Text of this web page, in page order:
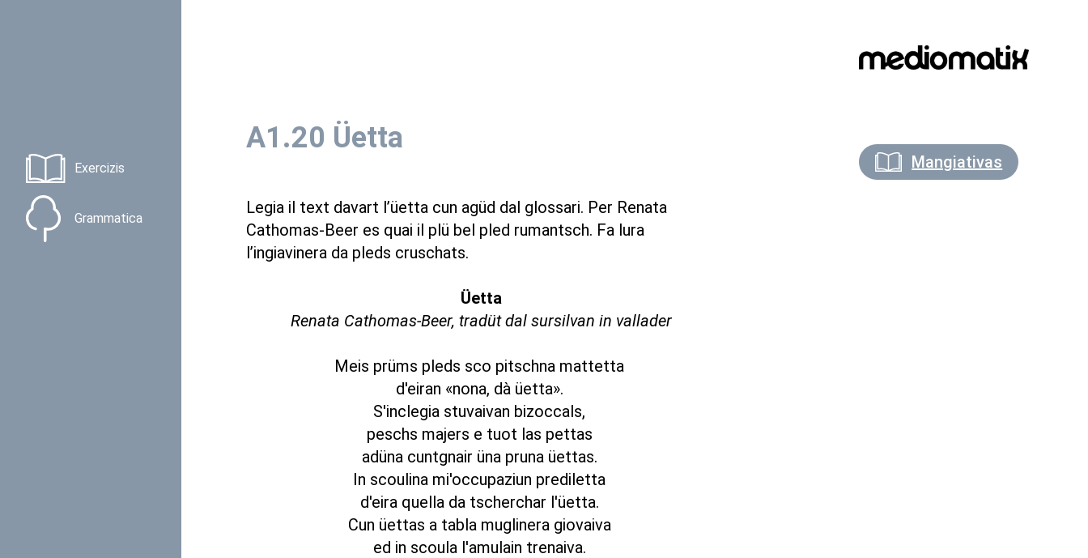
Exercizis
Grammatica
A1.20 Üetta
Legia il text davart l’üetta cun agüd dal glossari. Per Renata
Cathomas-Beer es quai il plü bel pled rumantsch. Fa lura
l’ingiavinera da pleds cruschats.
Üetta
Renata Cathomas-Beer, tradüt dal sursilvan in vallader
Meis prüms pleds sco pitschna mattetta
d'eiran «nona, dà üetta».
S'inclegia stuvaivan bizoccals,
peschs majers e tuot las pettas
adüna cuntgnair üna pruna üettas.
In scoulina mi'occupaziun prediletta
d'eira quella da tscherchar l'üetta.
Cun üettas a tabla muglinera giovaiva
ed in scoula l'amulain trenaiva.
Mangiativas